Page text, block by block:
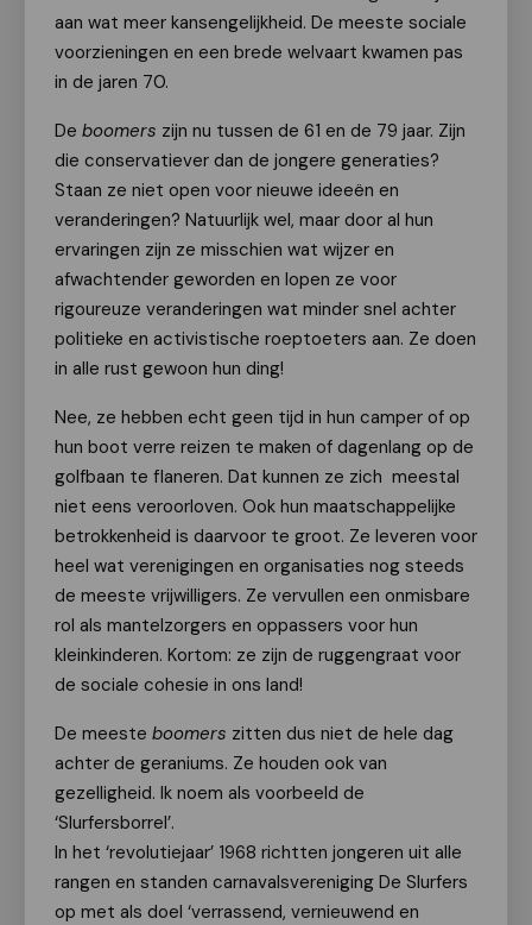
aan wat meer kansengelijkheid. De meeste sociale
voorzieningen en een brede welvaart kwamen pas
in de jaren 70.
De boomers zijn nu tussen de 61 en de 79 jaar. Zijn
die conservatiever dan de jongere generaties?
Staan ze niet open voor nieuwe ideeën en
veranderingen? Natuurlijk wel, maar door al hun
ervaringen zijn ze misschien wat wijzer en
afwachtender geworden en lopen ze voor
rigoureuze veranderingen wat minder snel achter
politieke en activistische roeptoeters aan. Ze doen
in alle rust gewoon hun ding!
Nee, ze hebben echt geen tijd in hun camper of op
hun boot verre reizen te maken of dagenlang op de
golfbaan te flaneren. Dat kunnen ze zich meestal
niet eens veroorloven. Ook hun maatschappelijke
betrokkenheid is daarvoor te groot. Ze leveren voor
heel wat verenigingen en organisaties nog steeds
de meeste vrijwilligers. Ze vervullen een onmisbare
rol als mantelzorgers en oppassers voor hun
kleinkinderen. Kortom: ze zijn de ruggengraat voor
de sociale cohesie in ons land!
De meeste boomers zitten dus niet de hele dag
achter de geraniums. Ze houden ook van
gezelligheid. Ik noem als voorbeeld de
‘Slurfersborrel’.
In het ‘revolutiejaar’ 1968 richtten jongeren uit alle
rangen en standen carnavalsvereniging De Slurfers
op met als doel ‘verrassend, vernieuwend en